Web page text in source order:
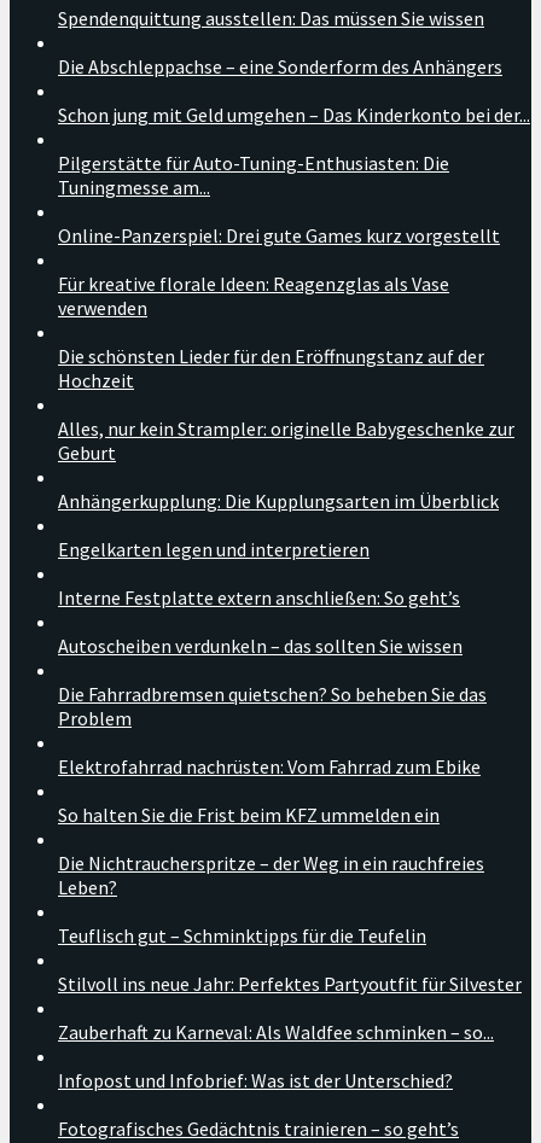
Spendenquittung ausstellen: Das müssen Sie wissen
Die Abschleppachse – eine Sonderform des Anhängers
Schon jung mit Geld umgehen – Das Kinderkonto bei der...
Pilgerstätte für Auto-Tuning-Enthusiasten: Die
Tuningmesse am...
Online-Panzerspiel: Drei gute Games kurz vorgestellt
Für kreative florale Ideen: Reagenzglas als Vase
verwenden
Die schönsten Lieder für den Eröffnungstanz auf der
Hochzeit
Alles, nur kein Strampler: originelle Babygeschenke zur
Geburt
Anhängerkupplung: Die Kupplungsarten im Überblick
Engelkarten legen und interpretieren
Interne Festplatte extern anschließen: So geht’s
Autoscheiben verdunkeln – das sollten Sie wissen
Die Fahrradbremsen quietschen? So beheben Sie das
Problem
Elektrofahrrad nachrüsten: Vom Fahrrad zum Ebike
So halten Sie die Frist beim KFZ ummelden ein
Die Nichtraucherspritze – der Weg in ein rauchfreies
Leben?
Teuflisch gut – Schminktipps für die Teufelin
Stilvoll ins neue Jahr: Perfektes Partyoutfit für Silvester
Zauberhaft zu Karneval: Als Waldfee schminken – so...
Infopost und Infobrief: Was ist der Unterschied?
Fotografisches Gedächtnis trainieren – so geht’s